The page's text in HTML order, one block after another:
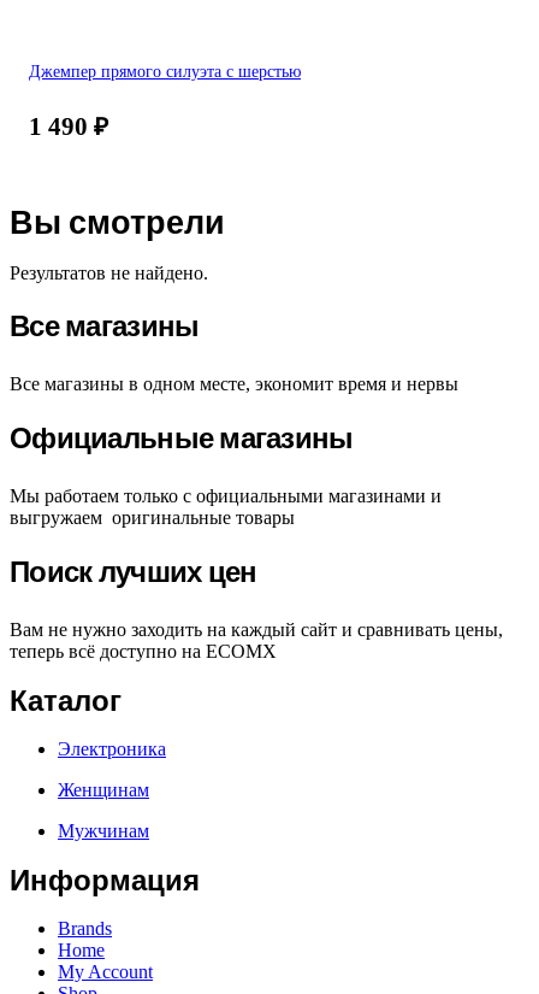
Джемпер прямого силуэта с шерстью
1 490 ₽
Вы смотрели
Результатов не найдено.
Все магазины
Все магазины в одном месте, экономит время и нервы
Официальные магазины
Мы работаем только с официальными магазинами и
выгружаем оригинальные товары
Поиск лучших цен
Вам не нужно заходить на каждый сайт и сравнивать цены,
теперь всё доступно на ECOMX
Каталог
Электроника
Женщинам
Мужчинам
Информация
Brands
Home
My Account